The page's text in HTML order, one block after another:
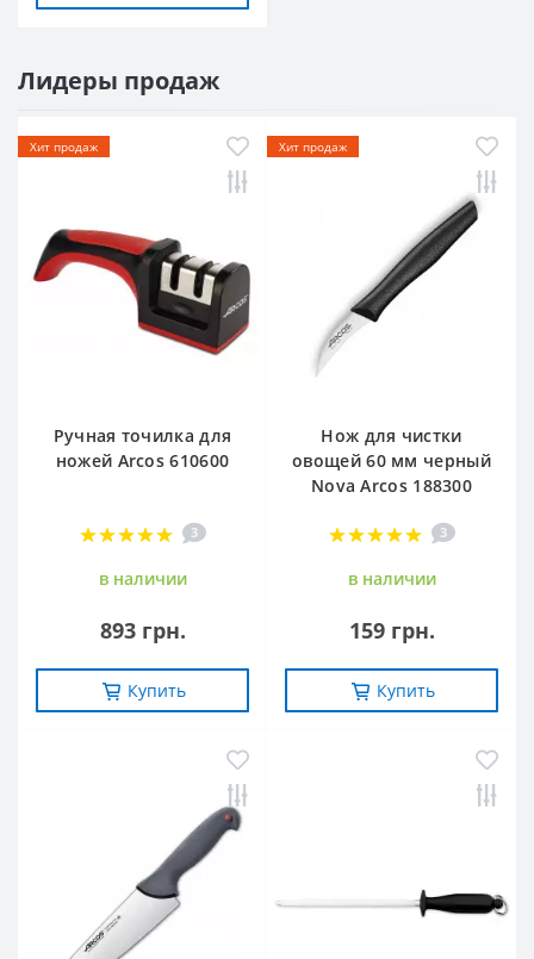
Лидеры продаж
Хит продаж
Ручная точилка для
ножей Arcos 610600
3
в наличии
893 грн.
Купить
Хит продаж
Нож для чистки
овощей 60 мм черный
Nova Arcos 188300
3
в наличии
159 грн.
Купить